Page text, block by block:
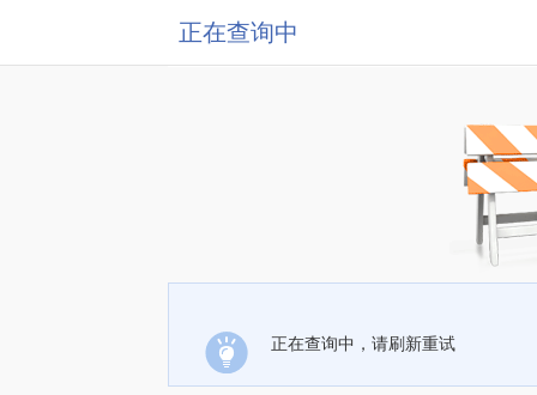
正在查询中
正在查询中，请刷新重试